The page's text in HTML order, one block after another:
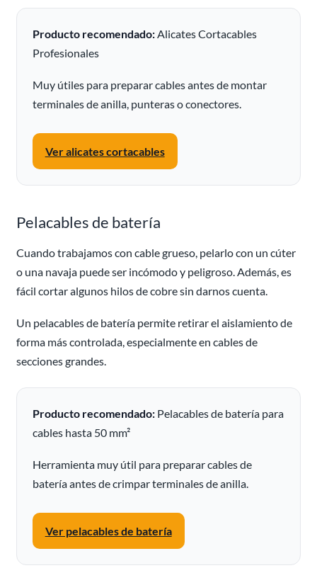
Producto recomendado:Alicates Cortacables
Profesionales
Muy útiles para preparar cables antes de montar
terminales de anilla, punteras o conectores.
Ver alicates cortacables
Pelacables de batería
Cuando trabajamos con cable grueso, pelarlo con un cúter
o una navaja puede ser incómodo y peligroso. Además, es
fácil cortar algunos hilos de cobre sin darnos cuenta.
Un pelacables de batería permite retirar el aislamiento de
forma más controlada, especialmente en cables de
secciones grandes.
Producto recomendado:Pelacables de batería para
cables hasta 50 mm²
Herramienta muy útil para preparar cables de
batería antes de crimpar terminales de anilla.
Ver pelacables de batería